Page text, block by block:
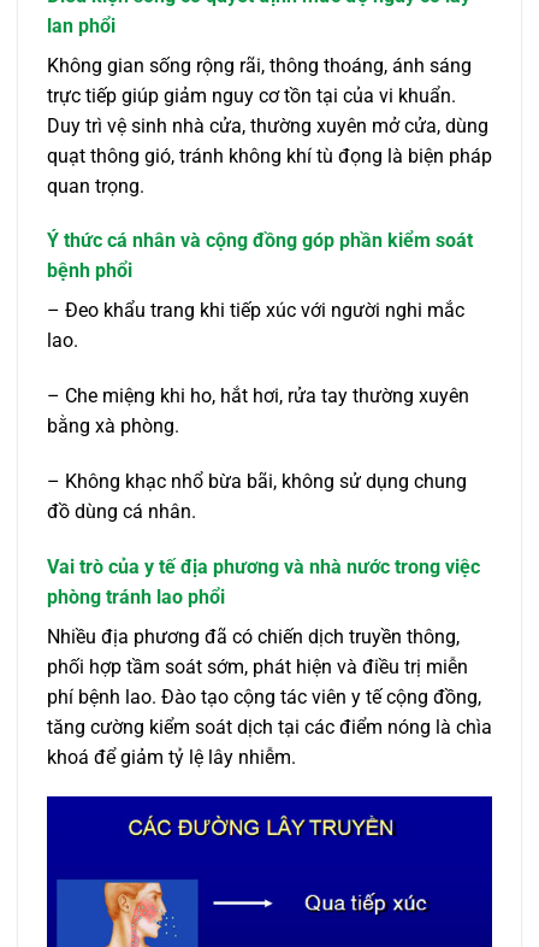
lan phổi
Không gian sống rộng rãi, thông thoáng, ánh sáng
trực tiếp giúp giảm nguy cơ tồn tại của vi khuẩn.
Duy trì vệ sinh nhà cửa, thường xuyên mở cửa, dùng
quạt thông gió, tránh không khí tù đọng là biện pháp
quan trọng.
Ý thức cá nhân và cộng đồng góp phần kiểm soát
bệnh phổi
– Đeo khẩu trang khi tiếp xúc với người nghi mắc
lao.
– Che miệng khi ho, hắt hơi, rửa tay thường xuyên
bằng xà phòng.
– Không khạc nhổ bừa bãi, không sử dụng chung
đồ dùng cá nhân.
Vai trò của y tế địa phương và nhà nước trong việc
phòng tránh lao phổi
Nhiều địa phương đã có chiến dịch truyền thông,
phối hợp tầm soát sớm, phát hiện và điều trị miễn
phí bệnh lao. Đào tạo cộng tác viên y tế cộng đồng,
tăng cường kiểm soát dịch tại các điểm nóng là chìa
khoá để giảm tỷ lệ lây nhiễm.